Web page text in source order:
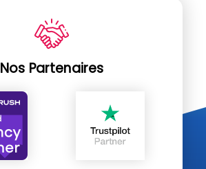
Nos Partenaires